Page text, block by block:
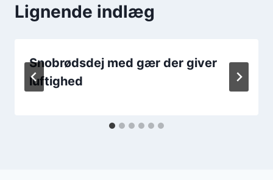
Lignende indlæg
Snobrødsdej med gær der giver
luftighed